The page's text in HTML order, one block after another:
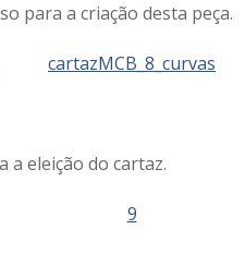
para a criação desta peça.
a eleição do cartaz.